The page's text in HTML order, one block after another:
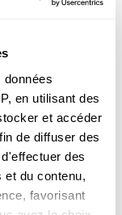
en utilisant des
et accéder
de diffuser des
des
et du contenu,
favorisant